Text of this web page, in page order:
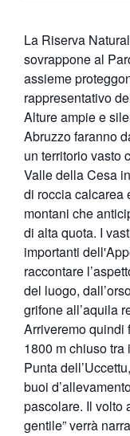
La Riserva
sovrappone al
assieme
rappresentativo
Alture ampie e
Abruzzo faranno
un territorio vasto
Valle della Cesa
di roccia calcarea
montani che
di alta quota. I
importanti
raccontare
del luogo,
grifone all’aquila
Arriveremo quindi
1800 m chiuso
Punta
buoi
pascolare. Il volto
gentile” verrà